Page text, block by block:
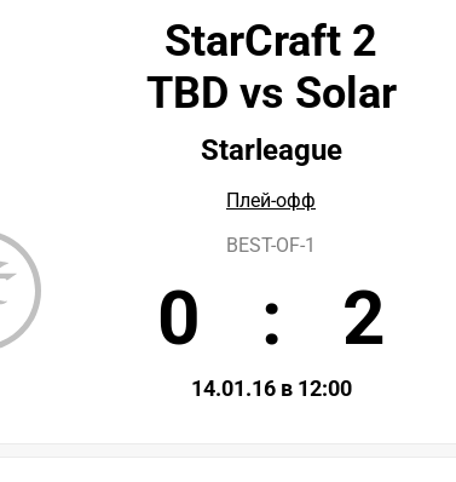
StarCraft 2
TBD vs Solar
Starleague
Плей-офф
BEST-OF-1
0 : 2
14.01.16 в 12:00